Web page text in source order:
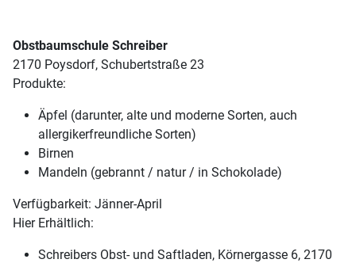
Obstbaumschule Schreiber
2170 Poysdorf, Schubertstraße 23
Produkte:
Äpfel (darunter, alte und moderne Sorten, auch
allergikerfreundliche Sorten)
Birnen
Mandeln (gebrannt / natur / in Schokolade)
Verfügbarkeit: Jänner-April
Hier Erhältlich:
Schreibers Obst- und Saftladen, Körnergasse 6, 2170